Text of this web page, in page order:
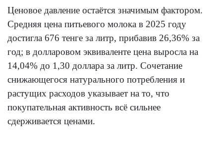
Ценовое давление остаётся значимым фактором.
Средняя цена питьевого молока в 2025 году
достигла 676 тенге за литр, прибавив 26,36% за
год; в долларовом эквиваленте цена выросла на
14,04% до 1,30 доллара за литр. Сочетание
снижающегося натурального потребления и
растущих расходов указывает на то, что
покупательная активность всё сильнее
сдерживается ценами.